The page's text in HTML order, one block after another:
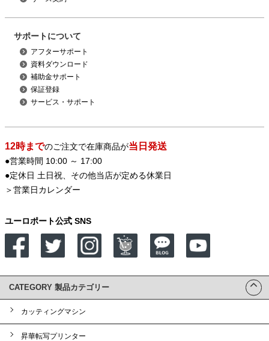
サポートについて
アフターサポート
資料ダウンロード
補助金サポート
保証登録
サービス・サポート
12時までのご注文で在庫商品が当日発送
●営業時間 10:00 ～ 17:00
●定休日 土日祝、その他当店が定める休業日
＞営業日カレンダー
ユーロポート公式 SNS
CATEGORY 製品カテゴリー
カッティングマシン
昇華転写プリンター